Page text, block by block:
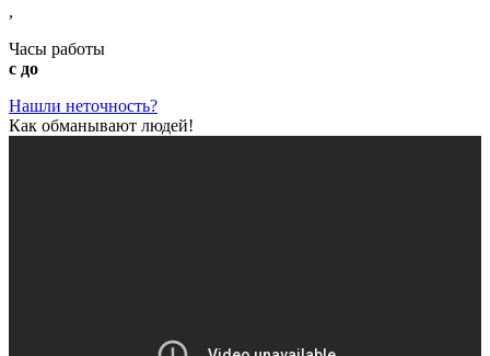
,
Часы работы
с до
Нашли неточность?
Как обманывают людей!